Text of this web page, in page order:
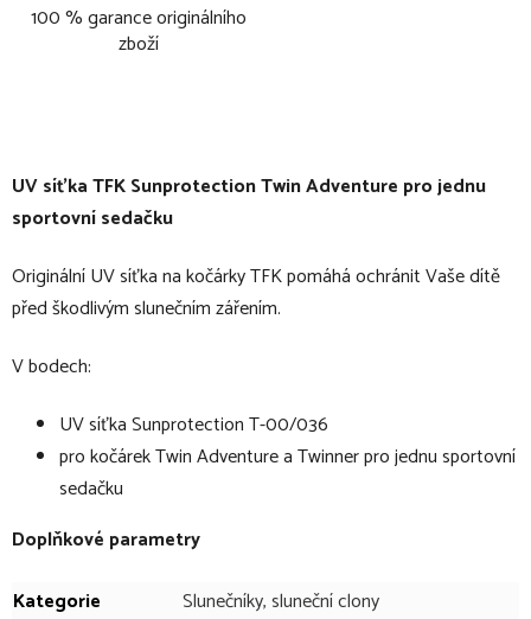
100 % garance originálního
zboží
UV síťka TFK Sunprotection Twin Adventure pro jednu
sportovní sedačku
Originální UV síťka na kočárky TFK pomáhá ochránit Vaše dítě
před škodlivým slunečním zářením.
V bodech:
UV síťka Sunprotection T-00/036
pro kočárek Twin Adventure a Twinner pro jednu sportovní
sedačku
Doplňkové parametry
Kategorie
Slunečníky, sluneční clony